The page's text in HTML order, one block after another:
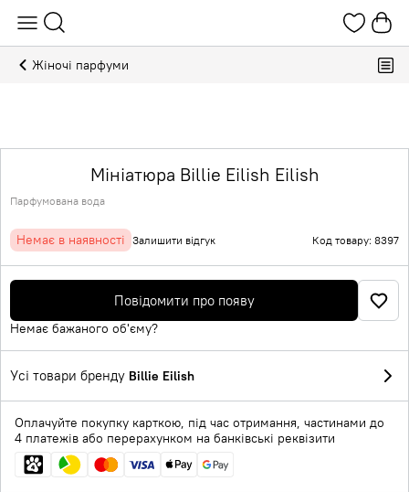
Жіночі парфуми
Мініатюра Billie Eilish Eilish
Парфумована вода
Немає в наявності Залишити відгук Код товару: 8397
Повідомити про появу
Немає бажаного об'єму?
Усі товари бренду Billie Eilish
Оплачуйте покупку карткою, під час отримання, частинами до
4 платежів або перерахунком на банківські реквізити